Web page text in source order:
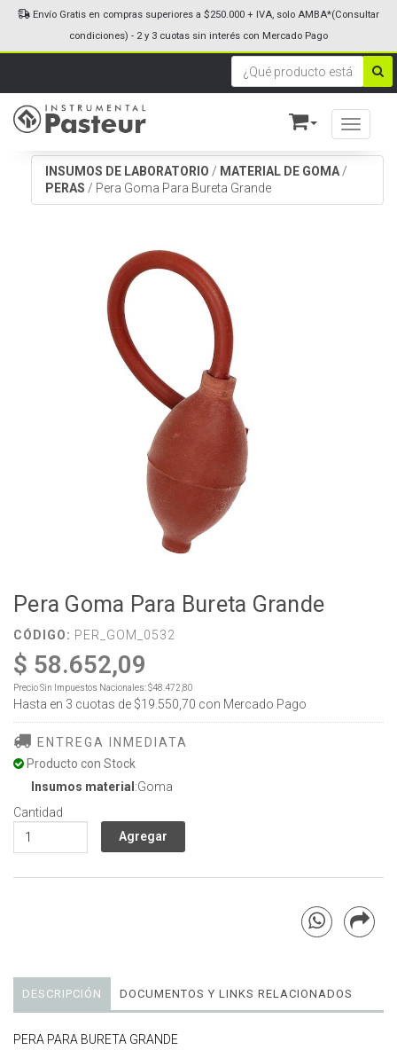
Toggle
Envío Gratis en compras superiores a $250.000 + IVA, solo AMBA*(Consultar
condiciones) - 2 y 3 cuotas sin interés con Mercado Pago
INSUMOS DE LABORATORIO / MATERIAL DE GOMA /
PERAS / Pera Goma Para Bureta Grande
Pera Goma Para Bureta Grande
CÓDIGO: PER_GOM_0532
$ 58.652,09
Precio Sin Impuestos Nacionales:$48.472,80
Hasta en 3 cuotas de $19.550,70 con Mercado Pago
ENTREGA INMEDIATA
Producto con Stock
Insumos material :Goma
Cantidad
DESCRIPCIÓN DOCUMENTOS Y LINKS RELACIONADOS
PERA PARA BURETA GRANDE